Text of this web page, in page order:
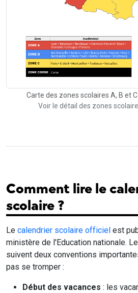
Carte des zones scolaires A, B et
Voir le détail des zones
Comment lire le
scolaire ?
Le calendrier scolaire officiel est
ministère de l'Education nationale.
suivent deux conventions
pas se tromper :
Début des vacances : les